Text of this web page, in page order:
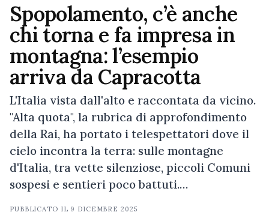
Spopolamento, c’è anche
chi torna e fa impresa in
montagna: l’esempio
arriva da Capracotta
L'Italia vista dall'alto e raccontata da vicino.
"Alta quota", la rubrica di approfondimento
della Rai, ha portato i telespettatori dove il
cielo incontra la terra: sulle montagne
d'Italia, tra vette silenziose, piccoli Comuni
sospesi e sentieri poco battuti.…
PUBBLICATO IL 9 DICEMBRE 2025